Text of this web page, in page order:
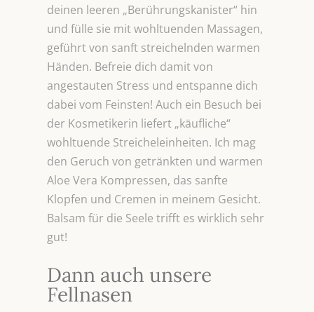
deinen leeren „Berührungskanister“ hin
und fülle sie mit wohltuenden Massagen,
geführt von sanft streichelnden warmen
Händen. Befreie dich damit von
angestauten Stress und entspanne dich
dabei vom Feinsten! Auch ein Besuch bei
der Kosmetikerin liefert „käufliche“
wohltuende Streicheleinheiten. Ich mag
den Geruch von getränkten und warmen
Aloe Vera Kompressen, das sanfte
Klopfen und Cremen in meinem Gesicht.
Balsam für die Seele trifft es wirklich sehr
gut!
Dann auch unsere
Fellnasen